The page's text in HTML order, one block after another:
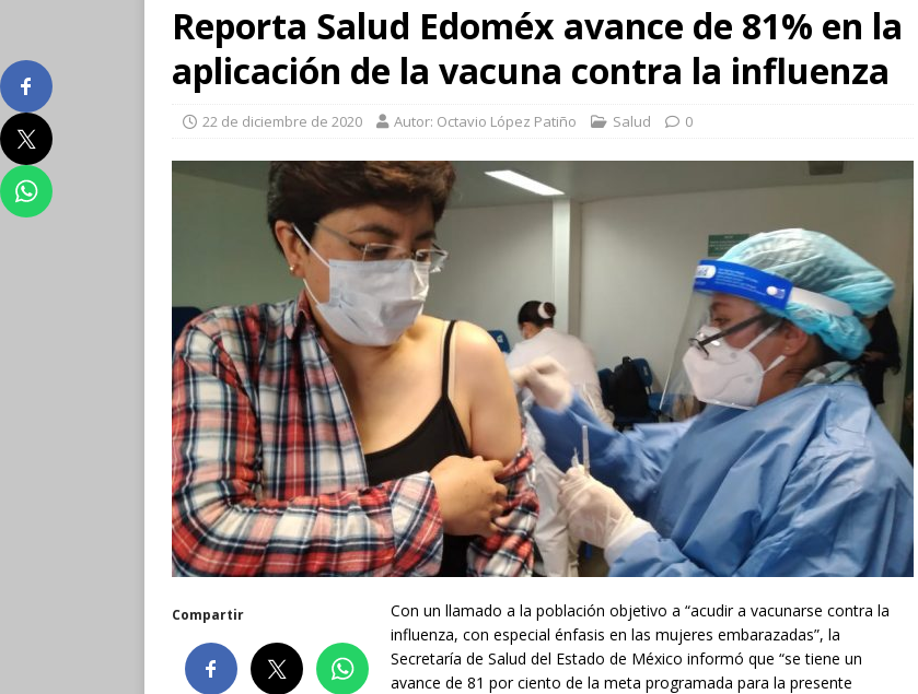
Reporta Salud Edoméx avance de 81% en la
aplicación de la vacuna contra la influenza
22 de diciembre de 2020 Autor: Octavio López Patiño Salud 0
Compartir
Con un llamado a la población objetivo a “acudir a vacunarse contra la
influenza, con especial énfasis en las mujeres embarazadas”, la
Secretaría de Salud del Estado de México informó que “se tiene un
avance de 81 por ciento de la meta programada para la presente